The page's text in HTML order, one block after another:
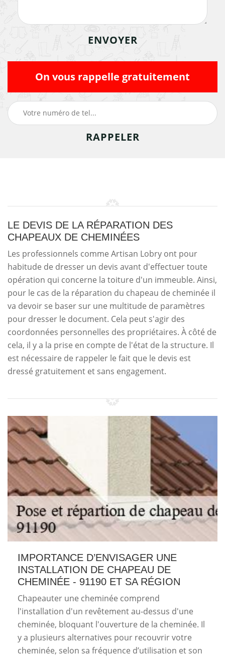
On vous rappelle gratuitement
LE DEVIS DE LA RÉPARATION DES
CHAPEAUX DE CHEMINÉES
Les professionnels comme Artisan Lobry ont pour
habitude de dresser un devis avant d'effectuer toute
opération qui concerne la toiture d'un immeuble. Ainsi,
pour le cas de la réparation du chapeau de cheminée il
va devoir se baser sur une multitude de paramètres
pour dresser le document. Cela peut s'agir des
coordonnées personnelles des propriétaires. À côté de
cela, il y a la prise en compte de l'état de la structure. Il
est nécessaire de rappeler le fait que le devis est
dressé gratuitement et sans engagement.
IMPORTANCE D’ENVISAGER UNE
INSTALLATION DE CHAPEAU DE
CHEMINÉE - 91190 ET SA RÉGION
Chapeauter une cheminée comprend
l'installation d'un revêtement au-dessus d'une
cheminée, bloquant l'ouverture de la cheminée. Il
y a plusieurs alternatives pour recouvrir votre
cheminée, selon sa fréquence d’utilisation et son